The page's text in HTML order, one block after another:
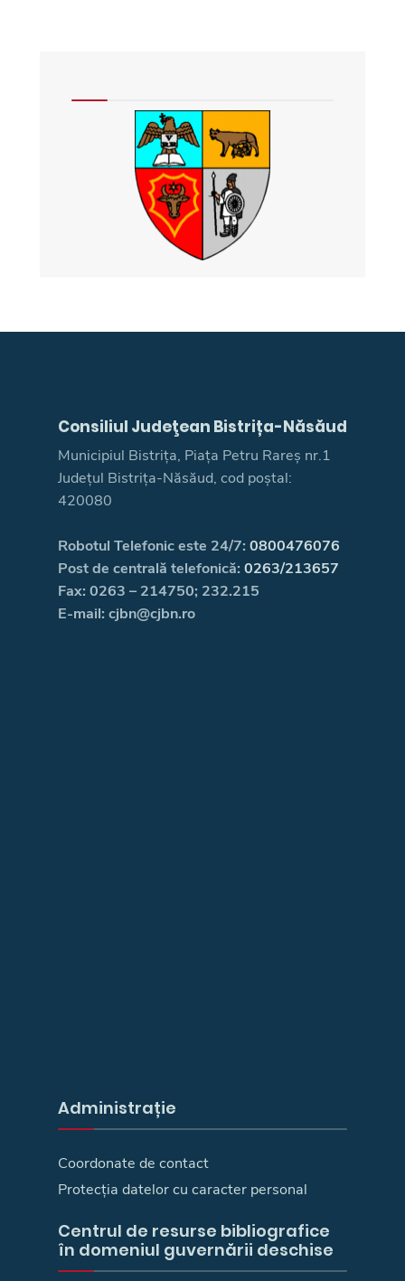
Consiliul Judeţean Bistrița-Năsăud
Municipiul Bistrița, Piața Petru Rareș nr.1
Județul Bistrița-Năsăud, cod poștal:
420080
Robotul Telefonic este 24/7: 0800476076
Post de centrală telefonică: 0263/213657
Fax: 0263 – 214750; 232.215
E-mail: cjbn@cjbn.ro
Administrație
Coordonate de contact
Protecția datelor cu caracter personal
Centrul de resurse bibliografice
în domeniul guvernării deschise